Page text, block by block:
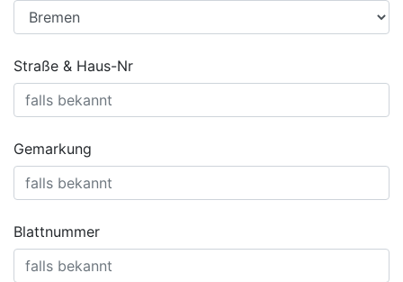
Straße & Haus-Nr
Gemarkung
Blattnummer